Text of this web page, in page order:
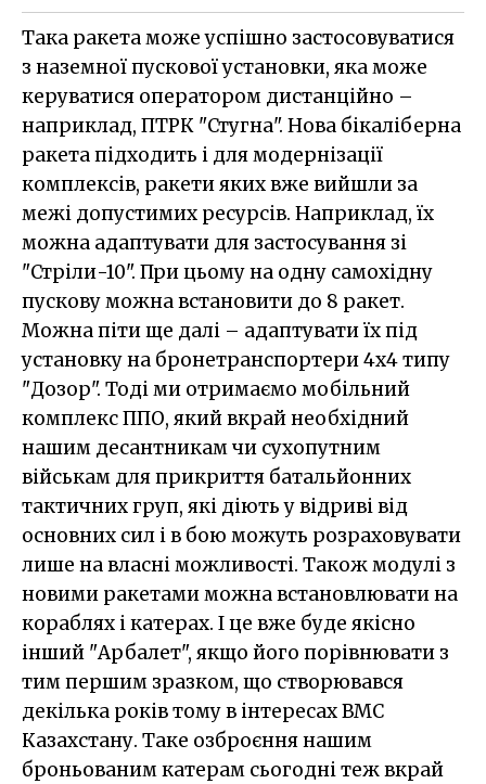
Така ракета може успішно застосовуватися
з наземної пускової установки, яка може
керуватися оператором дистанційно –
наприклад, ПТРК "Стугна". Нова бікаліберна
ракета підходить і для модернізації
комплексів, ракети яких вже вийшли за
межі допустимих ресурсів. Наприклад, їх
можна адаптувати для застосування зі
"Стріли-10". При цьому на одну самохідну
пускову можна встановити до 8 ракет.
Можна піти ще далі – адаптувати їх під
установку на бронетранспортери 4х4 типу
"Дозор". Тоді ми отримаємо мобільний
комплекс ППО, який вкрай необхідний
нашим десантникам чи сухопутним
військам для прикриття батальйонних
тактичних груп, які діють у відриві від
основних сил і в бою можуть розраховувати
лише на власні можливості. Також модулі з
новими ракетами можна встановлювати на
кораблях і катерах. І це вже буде якісно
інший "Арбалет", якщо його порівнювати з
тим першим зразком, що створювався
декілька років тому в інтересах ВМС
Казахстану. Таке озброєння нашим
броньованим катерам сьогодні теж вкрай